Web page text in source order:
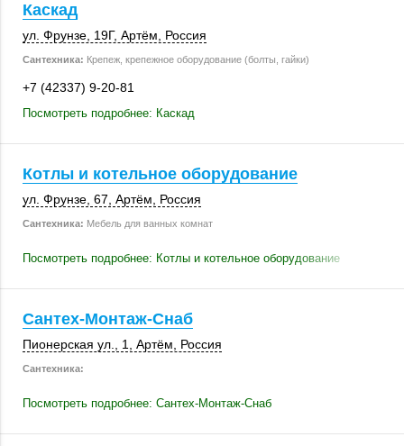
Каскад
ул. Фрунзе 19Г, Артём Россия
Сантехника: Крепеж, крепежное оборудование (болты, гайки)
+7 (42337) 9-20-81
Посмотреть подробнее: Каскад
Котлы и котельное оборудование
ул. Фрунзе, 67 Артём Россия
Сантехника: Мебель для ванных комнат
Посмотреть подробнее: Котлы и котельное оборудование
Сантех-Монтаж-Снаб
Пионерская ул., 1 Артём Россия
Сантехника:
Посмотреть подробнее: Сантех-Монтаж-Снаб